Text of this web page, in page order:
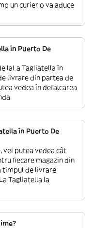
un curier o va aduce
în Puerto De
laLa Tagliatella în
livrare din partea de
vedea în defalcarea
în Puerto De
vei putea vedea cât
fiecare magazin din
timpul de livrare
Tagliatella la